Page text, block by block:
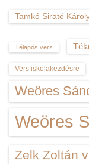
Tamkó Sirató
Télapós vers
Vers iskolakezdésre
Weöres
Weöres
Zelk Zoltán